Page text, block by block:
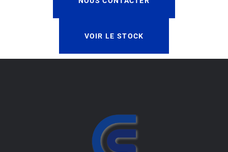
VOIR LE STOCK